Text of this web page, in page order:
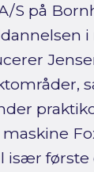
S på
i
især